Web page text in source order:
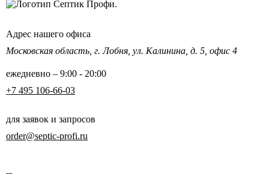
Адрес нашего офиса
Московская область, г. Лобня, ул. Калинина, д. 5, офис 4
ежедневно – 9:00 - 20:00
+7 495 106-66-03
для заявок и запросов
order@septic-profi.ru